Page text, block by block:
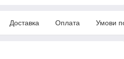
Доставка Оплата Умови